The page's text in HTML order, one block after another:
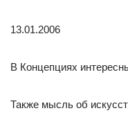
13.01.2006
В Концепциях
Также мысль об